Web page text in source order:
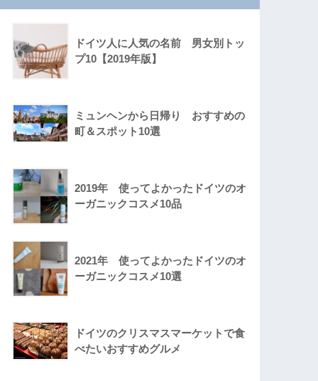
ドイツ人に人気の名前 男女別トッ
プ10【2019年版】
ミュンヘンから日帰り おすすめの
町＆スポット10選
2019年 使ってよかったドイツのオ
ーガニックコスメ10品
2021年 使ってよかったドイツのオ
ーガニックコスメ10選
ドイツのクリスマスマーケットで食
べたいおすすめグルメ